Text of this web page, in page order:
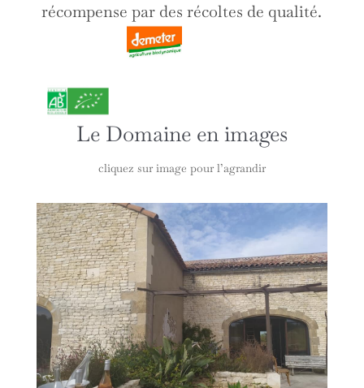
récompense par des récoltes de qualité.
Le Domaine en images
cliquez sur image pour l’agrandir